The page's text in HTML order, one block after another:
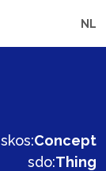
NL
skos:Concept
sdo:Thing